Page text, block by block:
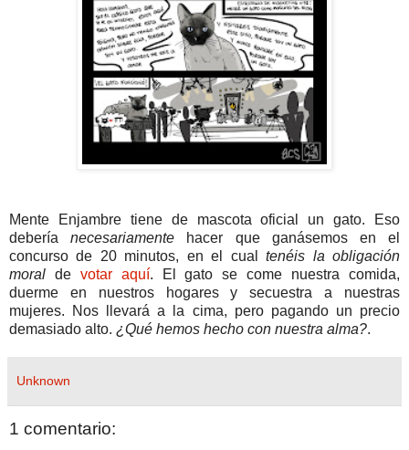
Mente Enjambre tiene de mascota oficial un gato. Eso
deberíanecesariamente hacer que ganásemos en el
concurso de 20 minutos, en el cualtenéis la obligación
moral de votar aquí. El gato se come nuestra comida,
duerme en nuestros hogares y secuestra a nuestras
mujeres. Nos llevará a la cima, pero pagando un precio
demasiado alto. ¿Qué hemos hecho con nuestra alma?.
Unknown
1 comentario: